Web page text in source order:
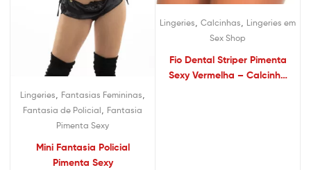
Lingeries, Fantasias Femininas,
Fantasia de Policial, Fantasia
Pimenta Sexy
Mini Fantasia Policial
Pimenta Sexy
Lingeries, Calcinhas, Lingeries em
Sex Shop
Fio Dental Striper Pimenta
Sexy Vermelha – Calcinha